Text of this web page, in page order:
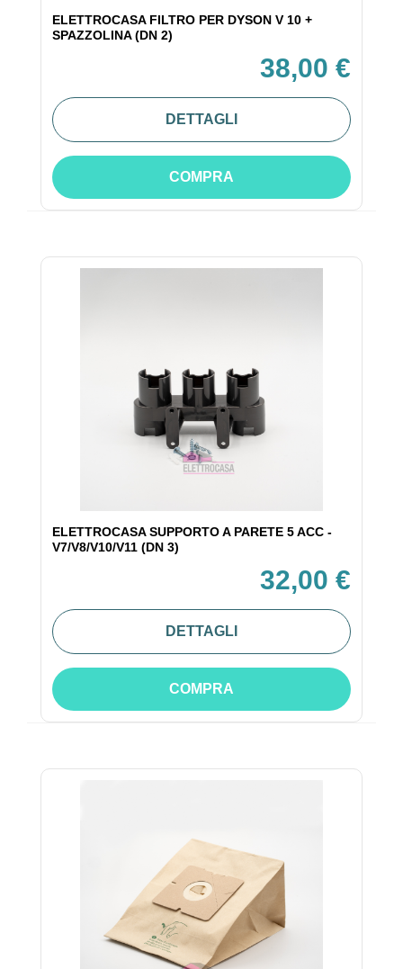
ELETTROCASA FILTRO PER DYSON V 10 +
SPAZZOLINA (DN 2)
38,00 €
DETTAGLI
COMPRA
ELETTROCASA SUPPORTO A PARETE 5 ACC -
V7/V8/V10/V11 (DN 3)
32,00 €
DETTAGLI
COMPRA